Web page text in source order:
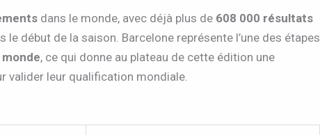
dans le monde, avec déjà plus de 608 000 résultats
début de la saison. Barcelone représente l’une des étapes
, ce qui donne au plateau de cette édition une
valider leur qualification mondiale.